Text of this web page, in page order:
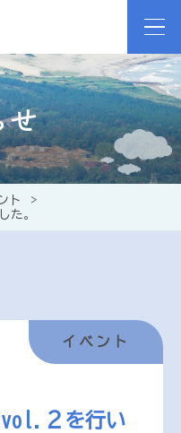
せ
ト
>
た。
vol.２を行い
イベント